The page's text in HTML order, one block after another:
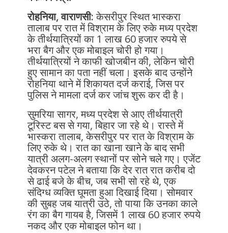
रोहनिया, वाराणसी:केसरीपुर स्थित भास्करा
तालाब पर रात में विश्राम के लिए रुके मध्य प्रदेश
के तीर्थयात्रियों का 1 लाख 60 हजार रुपये से
भरा बैग और एक मोबाइल चोरी हो गया।
तीर्थयात्रियों ने काफी खोजबीन की, लेकिन चोरी
हुए सामान का पता नहीं चला। इसके बाद उन्होंने
रोहनिया थाने में शिकायत दर्ज कराई, जिस पर
पुलिस ने मामला दर्ज कर जांच शुरू कर दी है।
सुमरिया सागर, मध्य प्रदेश से आए तीर्थयात्री
टूरिस्ट बस से गया, बिहार जा रहे थे। रास्ते में
भास्करा तालाब, केसरीपुर पर रात के विश्राम के
लिए रुके थे। रात का खाना खाने के बाद सभी
यात्री अलग-अलग स्थानों पर सोने चले गए। एजेंट
देवकरन पटेल ने बताया कि देर रात रात करीब दो
से ढाई बजे के बीच, जब सभी सो रहे थे, एक
संदिग्ध व्यक्ति घूमता हुआ दिखाई दिया। सोमवार
की सुबह जब यात्री उठे, तो पाया कि उनका काले
रंग का बैग गायब है, जिसमें 1 लाख 60 हजार रुपये
नकद और एक मोबाइल फोन था।